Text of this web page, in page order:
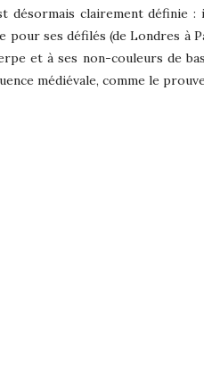
désormais clairement définie :
pour ses défilés (de Londres à
et à ses non-couleurs de
médiévale, comme le